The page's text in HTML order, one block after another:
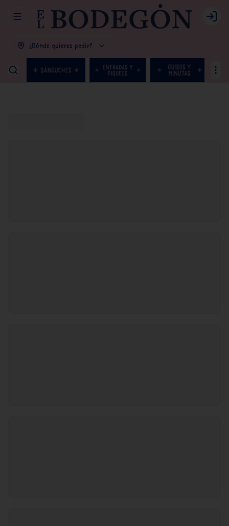
Abrir menu de navegación Login
¿Dónde quieres pedir?